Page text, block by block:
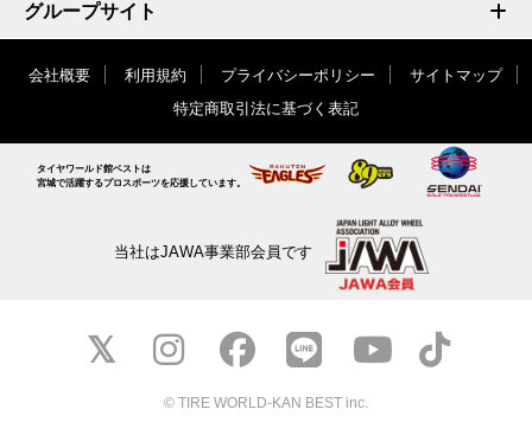
グループサイト
会社概要 利用規約 プライバシーポリシー
サイトマップ
特定商取引法に基づく表記
タイヤワールド館ベストは
宮城で活躍するプロスポーツを応援しています。
当社はJAWA事業部会員です
© TIRE WORLD-KAN BEST inc.